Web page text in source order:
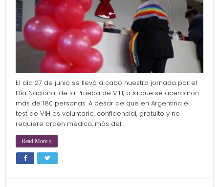
El día 27 de junio se llevó a cabo nuestra jornada por el
Día Nacional de la Prueba de VIH, a la que se acercaron
más de 180 personas. A pesar de que en Argentina el
test de VIH es voluntario, confidencial, gratuito y no
requiere orden médica, más del …
Read More »